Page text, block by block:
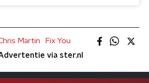
Martin
Fix You
via ster.nl